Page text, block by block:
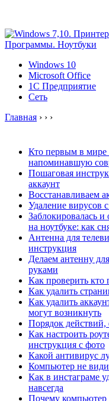
Windows 10
Microsoft Office
1C Предприятие
Сеть
Главная › › ›
Кто первым в мире
напоминавшую
Пошаговая
аккаунт
Восстанавливаем
Удаление вирусов
Заблокировалась и
на ноутбуке: как
Антенна для
инструкция
Делаем антенну
руками
Как проверить кто
Как удалить
Как удалить
могут возникнуть
Порядок
Как настроить
инструкция с фото
Какой антивирус
Компьютер не
Как в инстаграме
навсегда
Почему компьютер